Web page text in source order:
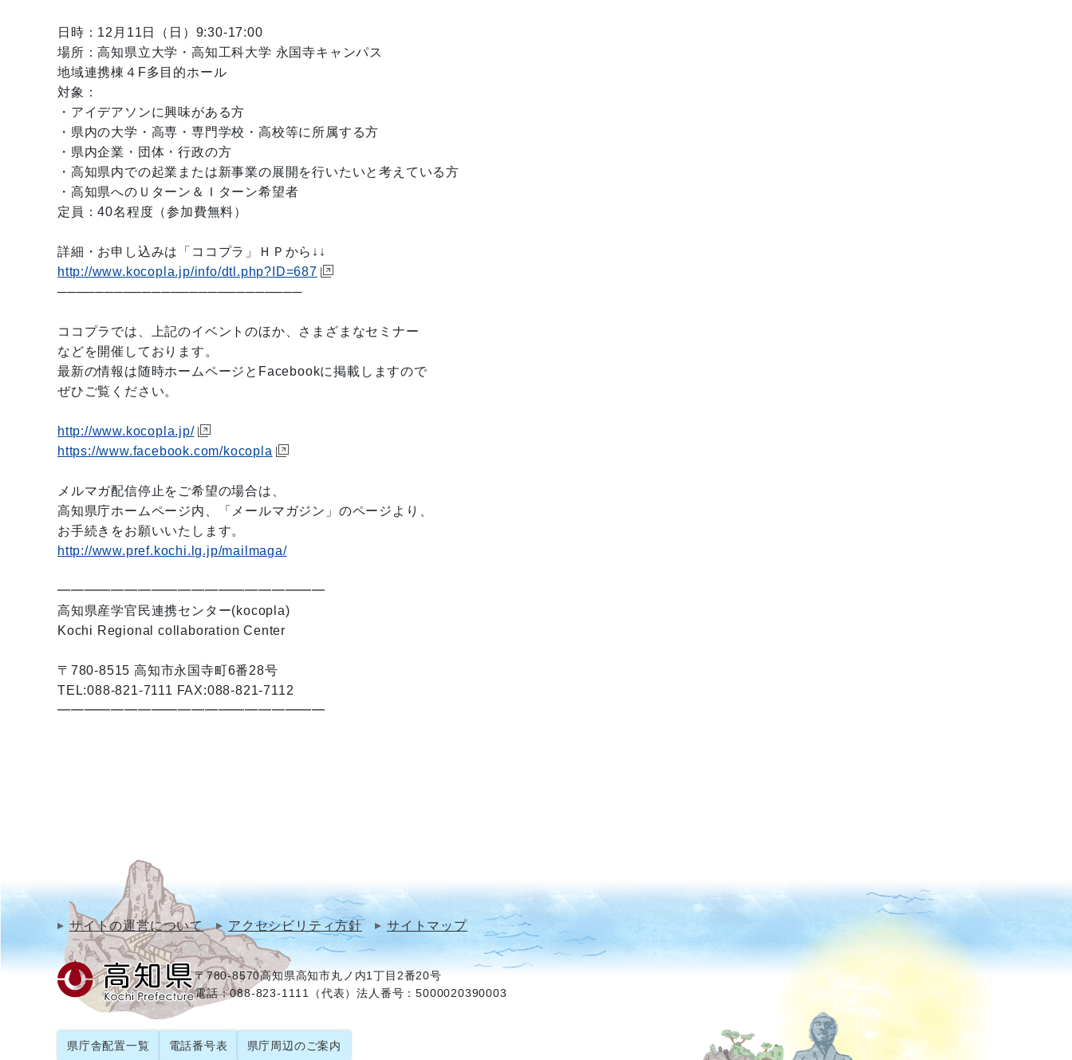
日時：12月11日（日）9:30-17:00
場所：高知県立大学・高知工科大学 永国寺キャンパス
地域連携棟４F多目的ホール
対象：
・アイデアソンに興味がある方
・県内の大学・高専・専門学校・高校等に所属する方
・県内企業・団体・行政の方
・高知県内での起業または新事業の展開を行いたいと考えている方
・高知県へのＵターン＆Ｉターン希望者
定員：40名程度（参加費無料）
詳細・お申し込みは「ココプラ」ＨＰから↓↓
http://www.kocopla.jp/info/dtl.php?ID=687
──────────────────────────
ココプラでは、上記のイベントのほか、さまざまなセミナー
などを開催しております。
最新の情報は随時ホームページとFacebookに掲載しますので
ぜひご覧ください。
http://www.kocopla.jp/
https://www.facebook.com/kocopla
メルマガ配信停止をご希望の場合は、
高知県庁ホームページ内、「メールマガジン」のページより、
お手続きをお願いいたします。
http://www.pref.kochi.lg.jp/mailmaga/
━━━━━━━━━━━━━━━━━━━━
高知県産学官民連携センター(kocopla)
Kochi Regional collaboration Center
〒780-8515 高知市永国寺町6番28号
TEL:088-821-7111 FAX:088-821-7112
━━━━━━━━━━━━━━━━━━━━
サイトの運営について アクセシビリティ方針 サイトマップ
〒780-8570高知県高知市丸ノ内1丁目2番20号
電話：088-823-1111（代表）法人番号：5000020390003
県庁舎配置一覧 電話番号表 県庁周辺のご案内